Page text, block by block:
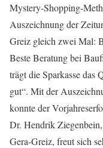
Mystery-Shopping-
Auszeichnung der
Greiz gleich zwei Mal:
Beste Beratung bei
trägt die Sparkasse das
gut“. Mit der
konnte der
Dr. Hendrik
Gera-Greiz, freut sich